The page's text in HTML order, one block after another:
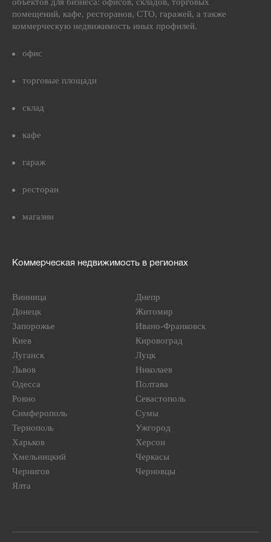
помещений, кафе, ресторанов, СТО, гаражей, а также
коммерческую недвижимость иных профилей.
офис
торговые площади
склад
кафе
гараж
ресторан
магазин
Коммерческая недвижимость в регионах
Винница
Днепр
Донецк
Житомир
Запорожье
Ивано-Франковск
Киев
Кировоград
Луганск
Луцк
Львов
Николаев
Одесса
Полтава
Ровно
Севастополь
Симферополь
Сумы
Тернополь
Ужгород
Харьков
Херсон
Хмельницкий
Черкасы
Чернигов
Черновцы
Ялта